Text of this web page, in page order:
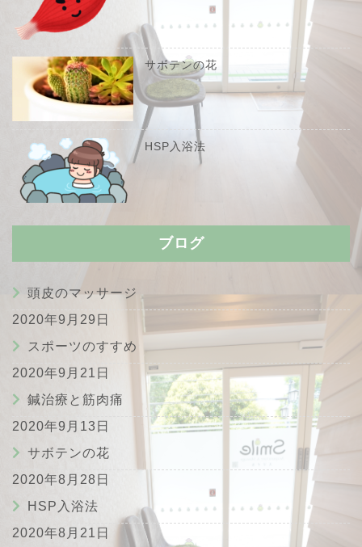
サボテンの花
HSP入浴法
ブログ
頭皮のマッサージ
2020年9月29日
スポーツのすすめ
2020年9月21日
鍼治療と筋肉痛
2020年9月13日
サボテンの花
2020年8月28日
HSP入浴法
2020年8月21日